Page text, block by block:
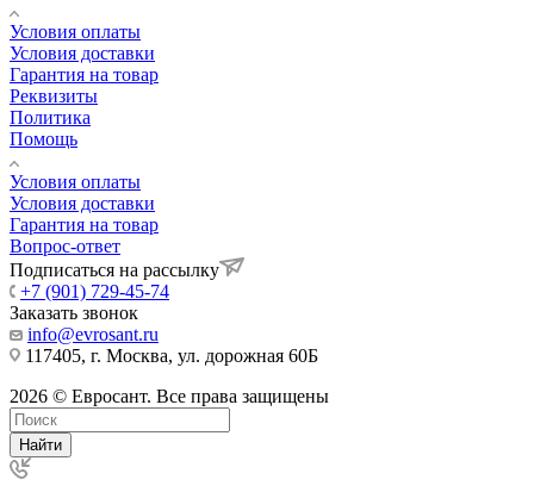
Условия оплаты
Условия доставки
Гарантия на товар
Реквизиты
Политика
Помощь
Условия оплаты
Условия доставки
Гарантия на товар
Вопрос-ответ
Подписаться на рассылку
+7 (901) 729-45-74
Заказать звонок
info@evrosant.ru
117405, г. Москва, ул. дорожная 60Б
2026 © Евросант. Все права защищены
Найти